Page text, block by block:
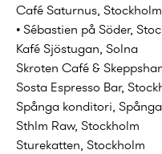
Café Saturnus, Stockholm
• Sébastien på Söder,
Kafé Sjöstugan, Solna
Skroten Café &
Sosta Espresso Bar,
Spånga konditori, Spånga
Sthlm Raw, Stockholm
Sturekatten, Stockholm